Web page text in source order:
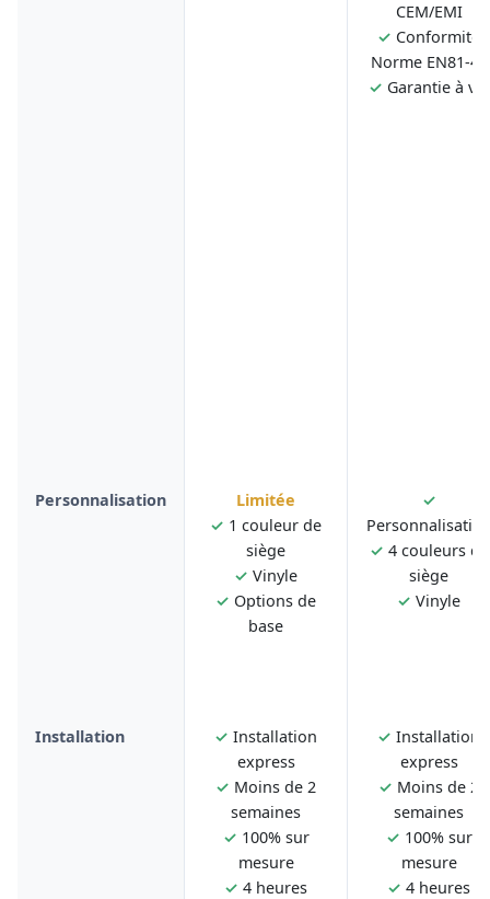
CEM/EMI
✓ Conformité
Norme EN81-40
✓ Garantie à vie
Personnalisation
Limitée
✓ 1 couleur de
siège
✓ Vinyle
✓ Options de
base
✓
✓ 4 couleurs de
siège
✓ Vinyle
Installation ✓ Installation
express
✓ Moins de 2
semaines
✓ 100% sur
mesure
✓ 4 heures
✓ Installation
express
✓ Moins de 2
semaines
✓ 100% sur
mesure
✓ 4 heures